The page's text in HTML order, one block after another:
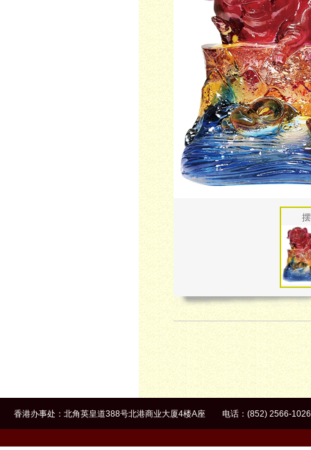
香港办事处：北角英皇道388号北港商业大厦4楼A座 电话：(852)